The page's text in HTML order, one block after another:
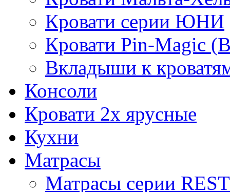
Кровати серии ЮНИ
Кровати Pin-Magic
Вкладыши к
Консоли
Кровати 2х ярусные
Кухни
Матрасы
Матрасы серии REST